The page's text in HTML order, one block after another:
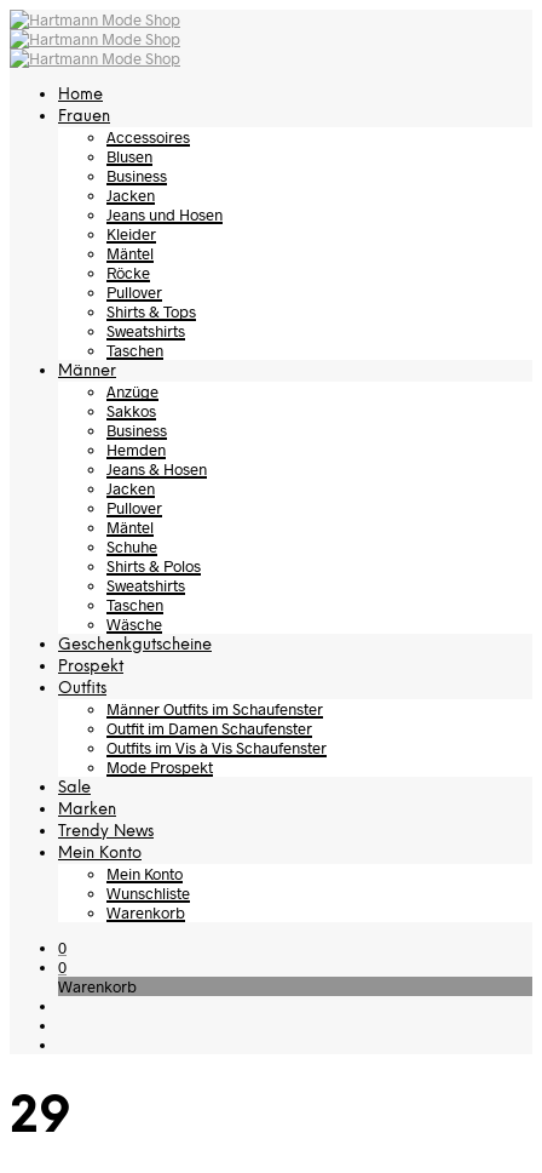
Home
Frauen
Accessoires
Blusen
Business
Jacken
Jeans und Hosen
Kleider
Mäntel
Röcke
Pullover
Shirts & Tops
Sweatshirts
Taschen
Männer
Anzüge
Sakkos
Business
Hemden
Jeans & Hosen
Jacken
Pullover
Mäntel
Schuhe
Shirts & Polos
Sweatshirts
Taschen
Wäsche
Geschenkgutscheine
Prospekt
Outfits
Männer Outfits im Schaufenster
Outfit im Damen Schaufenster
Outfits im Vis à Vis Schaufenster
Mode Prospekt
Sale
Marken
Trendy News
Mein Konto
Mein Konto
Wunschliste
Warenkorb
0
0
Warenkorb
29